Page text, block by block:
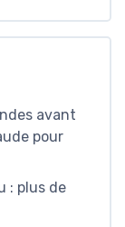
avant
pour
: plus de